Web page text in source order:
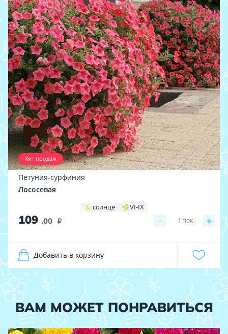
Хит продаж
Петуния-сурфиния
Лососевая
солнце VI-IX
109 .00 i − +
1 пак.
Добавить в корзину
ВАМ МОЖЕТ ПОНРАВИТЬСЯ